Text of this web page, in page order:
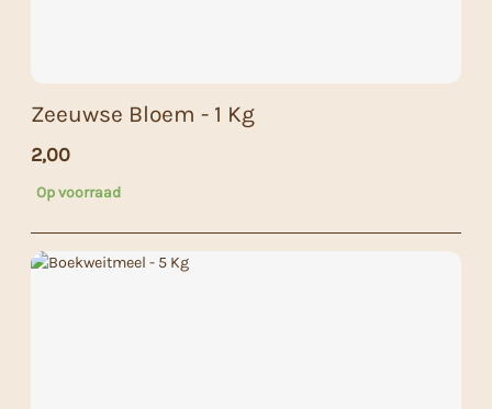
Zeeuwse Bloem - 1 Kg
2,00
Op voorraad